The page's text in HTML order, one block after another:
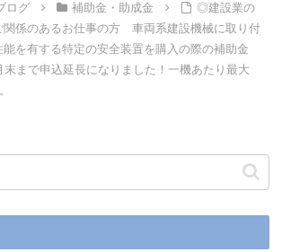
ログ 補助金・助成金
◎建設業の
係のあるお仕事の方 車両系建設機械に取り付
を有する特定の安全装置を購入の際の補助金
末まで申込延長になりました！一機あたり最大